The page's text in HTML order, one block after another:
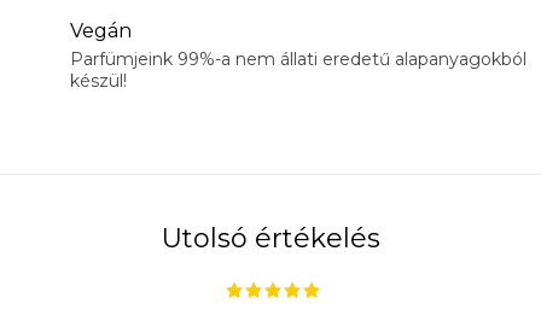
Vegán
Parfümjeink 99%-a nem állati eredetű alapanyagokból
készül!
Utolsó értékelés